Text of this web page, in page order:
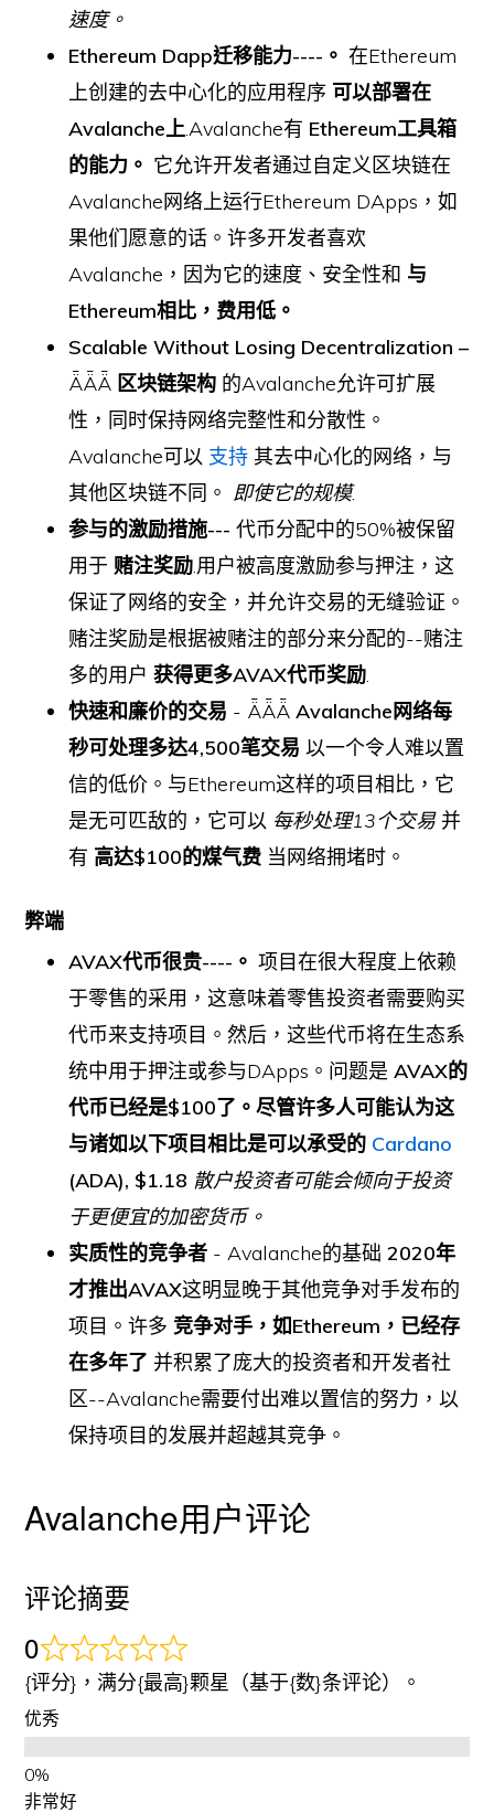
速度。
Ethereum Dapp迁移能力----。在Ethereum
上创建的去中心化的应用程序 可以部署在
Avalanche上.Avalanche有 Ethereum工具箱
的能力。 它允许开发者通过自定义区块链在
Avalanche网络上运行Ethereum DApps，如
果他们愿意的话。许多开发者喜欢
Avalanche，因为它的速度、安全性和 与
Ethereum相比，费用低。
Scalable Without Losing Decentralization –
ǞǞǞ 区块链架构 的Avalanche允许可扩展
性，同时保持网络完整性和分散性。
Avalanche可以 支持 其去中心化的网络，与
其他区块链不同。 即使它的规模.
参与的激励措施---代币分配中的50%被保留
用于 赌注奖励.用户被高度激励参与押注，这
保证了网络的安全，并允许交易的无缝验证。
赌注奖励是根据被赌注的部分来分配的--赌注
多的用户获得更多AVAX代币奖励.
快速和廉价的交易 - ǞǞǞAvalanche网络每
秒可处理多达4,500笔交易以一个令人难以置
信的低价。与Ethereum这样的项目相比，它
是无可匹敌的，它可以 每秒处理13个交易并
有 高达$100的煤气费 当网络拥堵时。
弊端
AVAX代币很贵----。项目在很大程度上依赖
于零售的采用，这意味着零售投资者需要购买
代币来支持项目。然后，这些代币将在生态系
统中用于押注或参与DApps。问题是 AVAX的
代币已经是$100了。尽管许多人可能认为这
与诸如以下项目相比是可以承受的 Cardano
(ADA), $1.18 散户投资者可能会倾向于投资
于更便宜的加密货币。
实质性的竞争者 - Avalanche的基础2020年
才推出AVAX这明显晚于其他竞争对手发布的
项目。许多竞争对手，如Ethereum，已经存
在多年了 并积累了庞大的投资者和开发者社
区--Avalanche需要付出难以置信的努力，以
保持项目的发展并超越其竞争。
Avalanche用户评论
评论摘要
0
{评分}，满分{最高}颗星（基于{数}条评论）。
优秀
非常好